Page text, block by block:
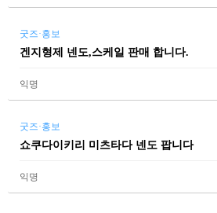
굿즈·홍보
겐지형제 넨도,스케일 판매 합니다.
익명
굿즈·홍보
쇼쿠다이키리 미츠타다 넨도 팝니다
익명